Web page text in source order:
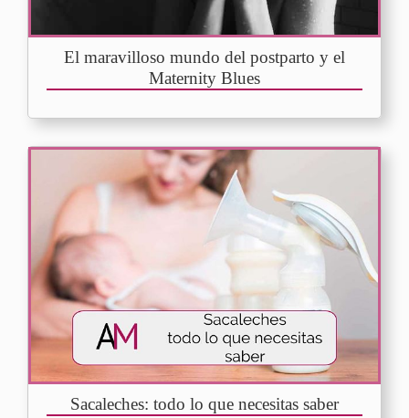
El maravilloso mundo del postparto y el
Maternity Blues
Sacaleches: todo lo que necesitas saber